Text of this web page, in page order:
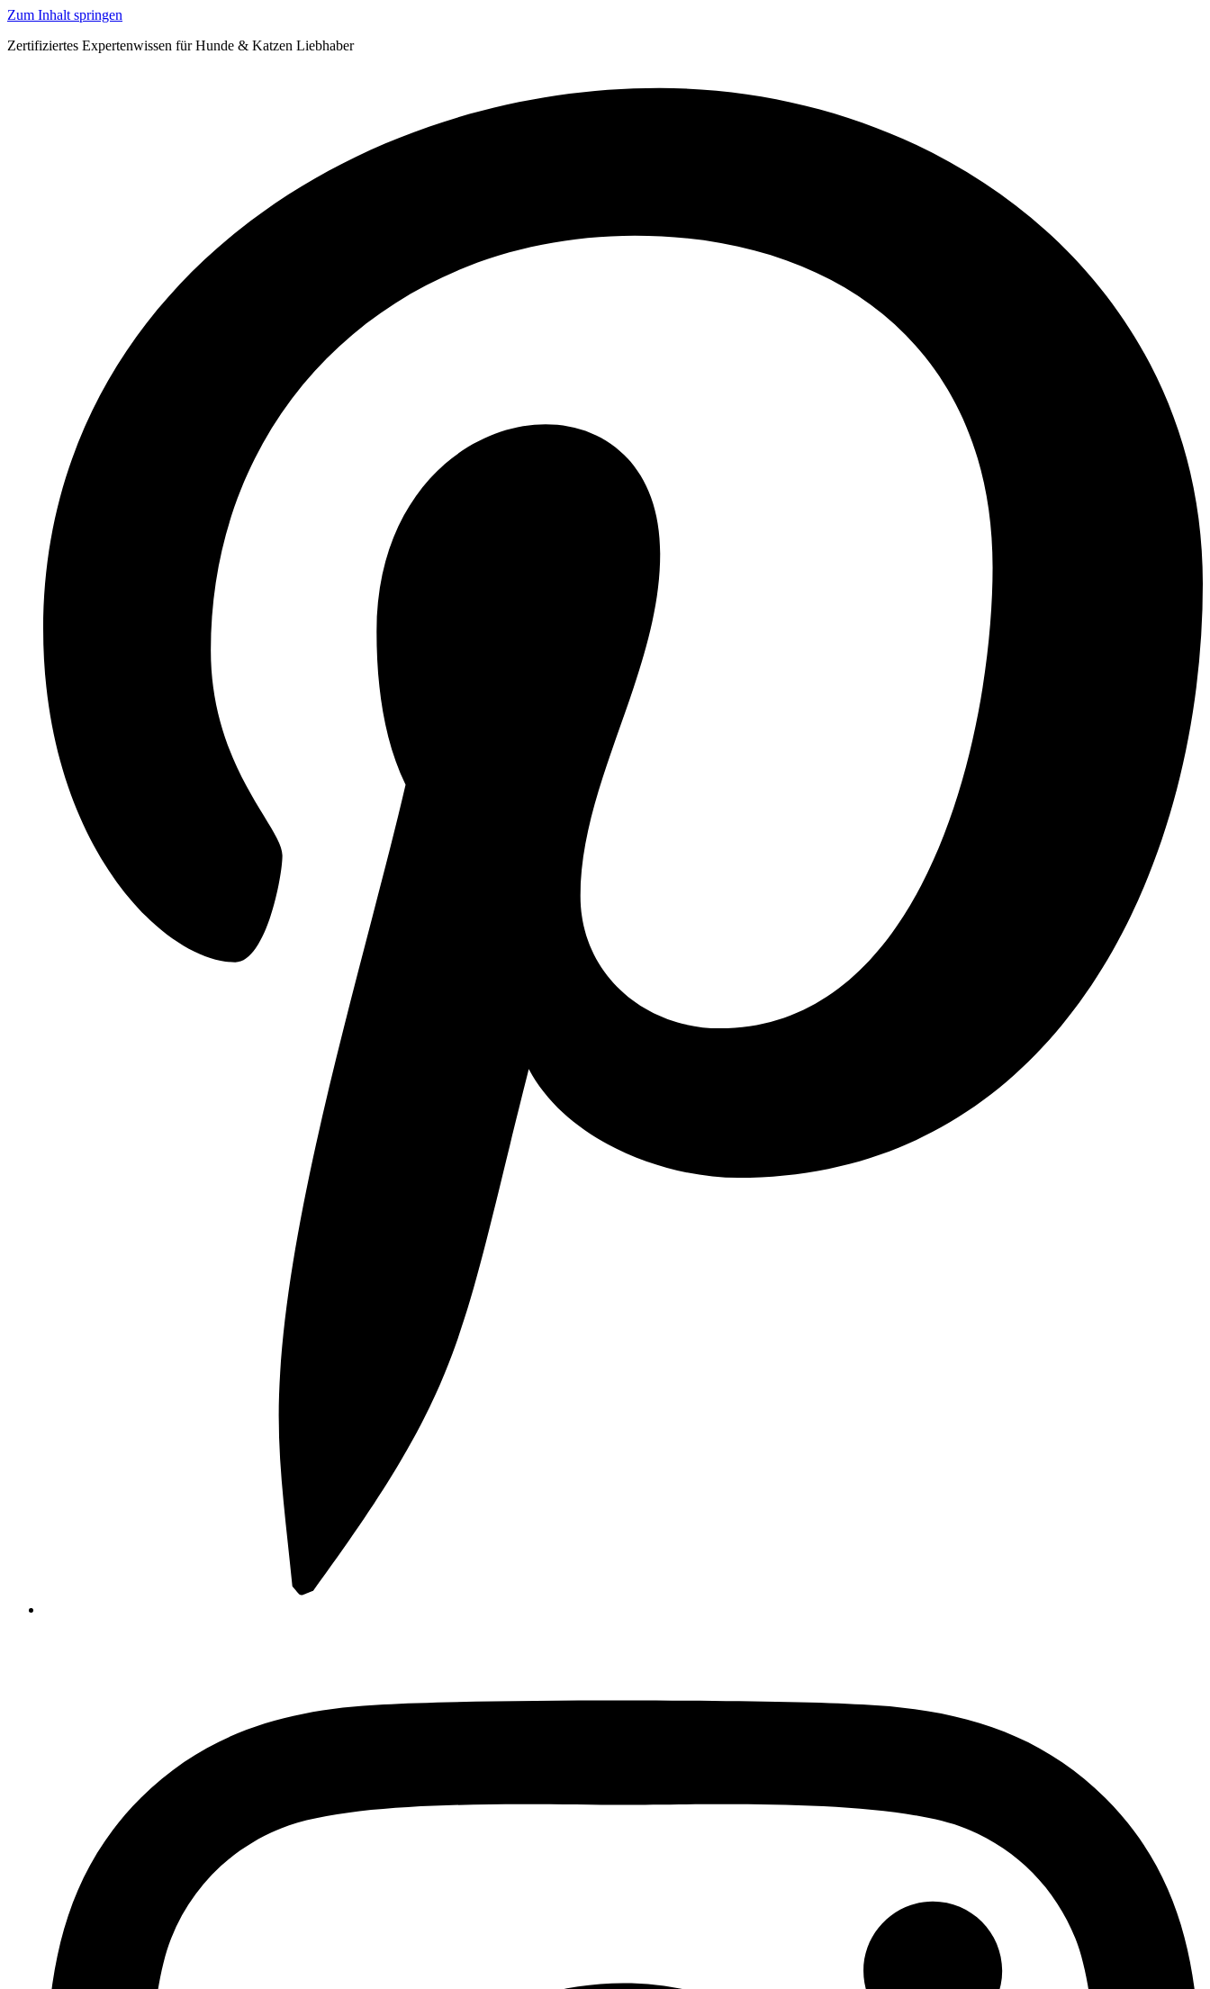
Zum Inhalt springen
Zertifiziertes Expertenwissen für Hunde & Katzen Liebhaber